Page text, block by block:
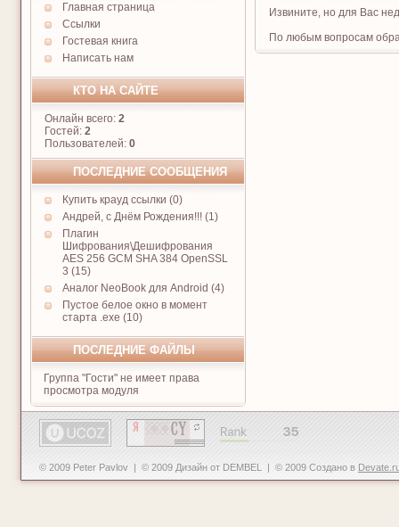
Главная страница
Ссылки
Гостевая книга
Написать нам
КТО НА САЙТЕ
Онлайн всего: 2
Гостей: 2
Пользователей: 0
ПОСЛЕДНИЕ СООБЩЕНИЯ
Купить крауд ссылки (0)
Андрей, с Днём Рождения!!! (1)
Плагин
Шифрования\Дешифрования
AES 256 GCM SHA 384 OpenSSL
3 (15)
Аналог NeoBook для Android (4)
Пустое белое окно в момент
старта .exe (10)
ПОСЛЕДНИЕ ФАЙЛЫ
Группа "Гости" не имеет права
просмотра модуля
Извините, но для Вас
По любым вопросам
© 2009 Peter Pavlov | © 2009 Дизайн от DEMBEL | © 2009 Создано в